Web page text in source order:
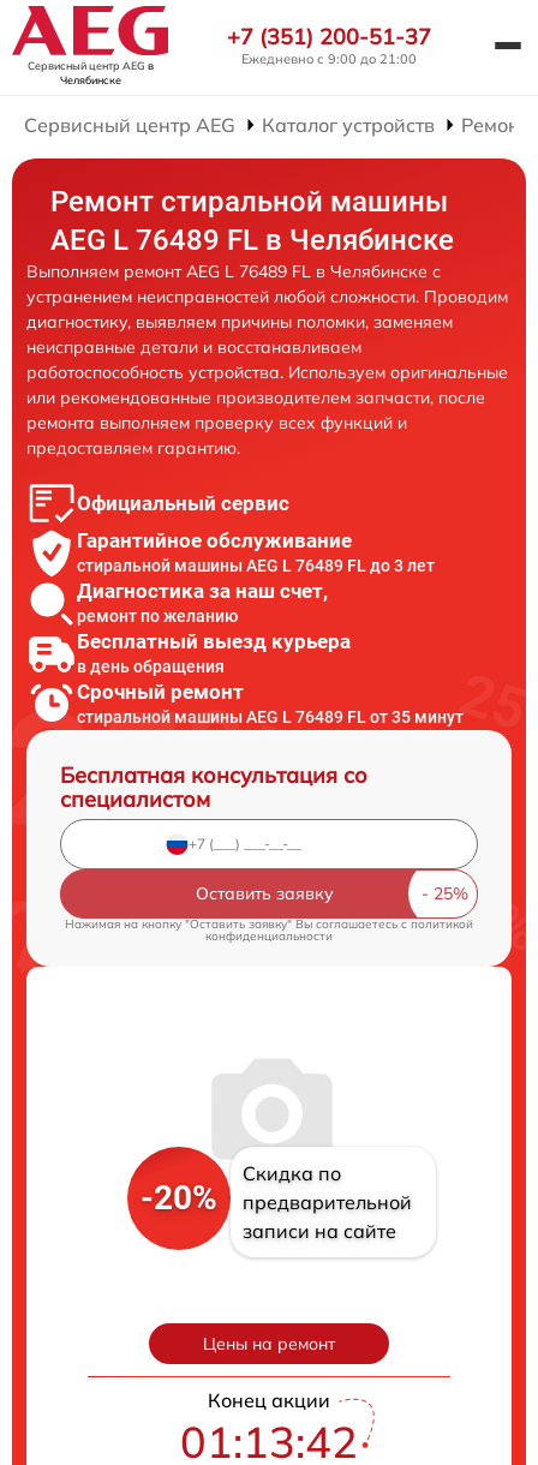
Сервисный центр AEG в
Челябинске
+7 (351) 200-51-37
Ежедневно с 9:00 до 21:00
Сервисный центр AEG Каталог устройств Ремонт
Ремонт стиральной машины
AEG L 76489 FL в Челябинске
Выполняем ремонт AEG L 76489 FL в Челябинске с
устранением неисправностей любой сложности. Проводим
диагностику, выявляем причины поломки, заменяем
неисправные детали и восстанавливаем
работоспособность устройства. Используем оригинальные
или рекомендованные производителем запчасти, после
ремонта выполняем проверку всех функций и
предоставляем гарантию.
Официальный сервис
Гарантийное обслуживание
стиральной машины AEG L 76489 FL до 3 лет
Диагностика за наш счет,
ремонт по желанию
Бесплатный выезд курьера
в день обращения
Срочный ремонт
стиральной машины AEG L 76489 FL от 35 минут
Бесплатная консультация со
специалистом
Оставить заявку
Нажимая на кнопку "Оставить заявку" Вы соглашаетесь cполитикой
конфиденциальности
-20%
Скидка по
предварительной
записи на сайте
Цены на ремонт
Конец акции
01:13:40